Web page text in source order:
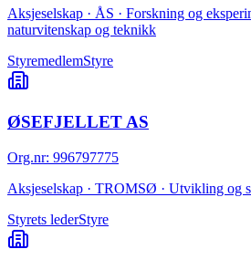
Aksjeselskap · ÅS · Forskning og
naturvitenskap og teknikk
StyremedlemStyre
ØSEFJELLET AS
Org.nr: 996797775
Aksjeselskap · TROMSØ · Utvikling og
Styrets lederStyre